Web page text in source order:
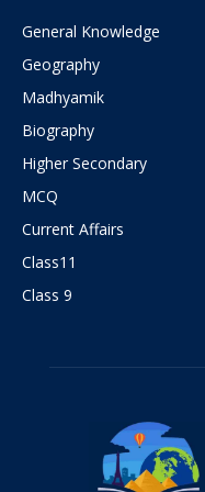
General Knowledge
Geography
Madhyamik
Biography
Higher Secondary
MCQ
Current Affairs
Class11
Class 9